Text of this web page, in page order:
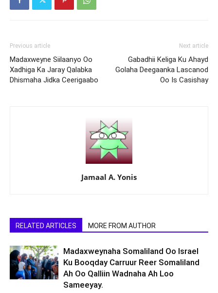
Previous article
Madaxweyne Siilaanyo Oo
Xadhiga Ka Jaray Qalabka
Dhismaha Jidka Ceerigaabo
Next article
Gabadhii Keliga Ku Ahayd
Golaha Deegaanka Lascanod
Oo Is Casishay
Jamaal A. Yonis
RELATED ARTICLES MORE FROM AUTHOR
Madaxweynaha Somaliland Oo Israel
Ku Booqday Carruur Reer Somaliland
Ah Oo Qalliin Wadnaha Ah Loo
Sameeyay.